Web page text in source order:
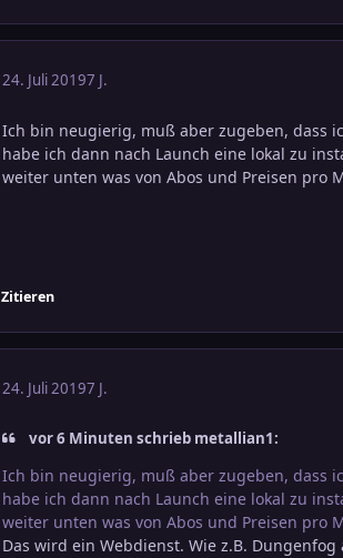
24. Juli 20197 J.
Ich bin neugierig, muß aber zugeben, dass
habe ich dann nach Launch eine lokal zu
weiter unten was von Abos und Preisen pro
Zitieren
24. Juli 20197 J.
vor 6 Minuten schrieb metallian1:
Ich bin neugierig, muß aber zugeben, dass
habe ich dann nach Launch eine lokal zu
weiter unten was von Abos und Preisen pro
Das wird ein Webdienst. Wie z.B. Dungenfog